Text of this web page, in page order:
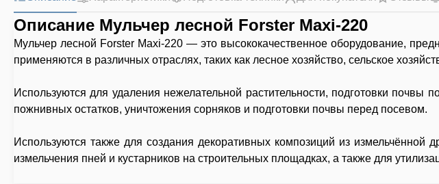
Описание Мульчер лесной Forster Maxi-220
Мульчер лесной Forster Maxi-220 — это высококачественное оборудование,
применяются в различных отраслях, таких как лесное хозяйство, сельское
Используются для удаления нежелательной растительности, подготовки
пожнивных остатков, уничтожения сорняков и подготовки почвы перед посевом.
Используются также для создания декоративных композиций из
измельчения пней и кустарников на строительных площадках, а также для